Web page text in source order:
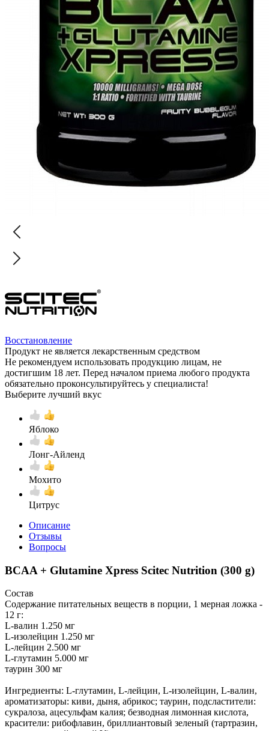
Восстановление
Продукт не является лекарственным средством
Не рекомендуем использовать продукцию лицам, не
достигшим 18 лет. Перед началом приема любого продукта
обязательно проконсультируйтесь у специалиста!
Выберите лучший вкус
Яблоко
Лонг-Айленд
Мохито
Цитрус
Описание
Отзывы
Вопросы
BCAA + Glutamine Xpress Scitec Nutrition (300 g)
Состав
Содержание питательных веществ в порции, 1 мерная ложка -
12 г:
L-валин 1.250 мг
L-изолейцин 1.250 мг
L-лейцин 2.500 мг
L-глутамин 5.000 мг
таурин 300 мг
Ингредиенты: L-глутамин, L-лейцин, L-изолейцин, L-валин,
ароматизаторы: киви, дыня, абрикос; таурин, подсластители:
сукралоза, ацесульфам калия; безводная лимонная кислота,
красители: рибофлавин, бриллиантовый зеленый (тартразин,